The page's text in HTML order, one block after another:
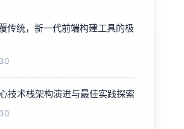
传统，新一代前端构建工具的极
技术栈架构演进与最佳实践探索